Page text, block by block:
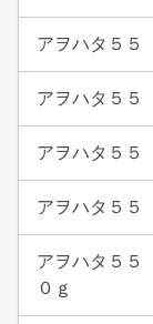
アヲハタ５５
アヲハタ５５
アヲハタ５５
アヲハタ５５
アヲハタ５
０ｇ